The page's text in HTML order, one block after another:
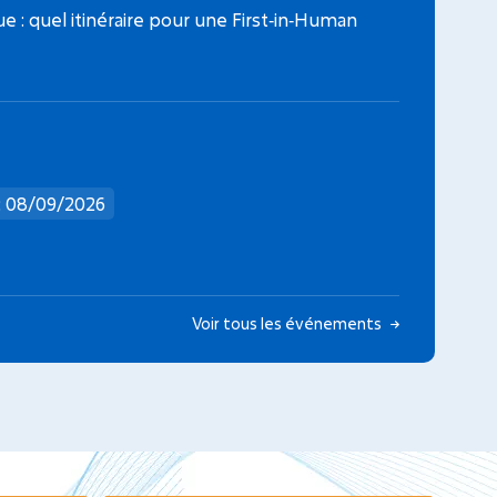
: quel itinéraire pour une First‑in‑Human
08/09/2026
Voir tous les événements